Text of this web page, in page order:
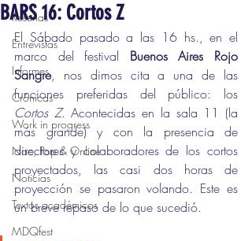
Reseñas
Entrevistas
Informes
Crónicas
Work in progress
Nac, Pop & Online
Noticias
Textos académicos
MDQfest
BARS 16: Cortos Z
El Sábado pasado a las 16 hs., en el
marco del festival Buenos Aires Rojo
Sangre, nos dimos cita a una de las
Cortos Z. Acontecidas en la sala 11 (la
más grande) y con la presencia de
directores y colaboradores de los cortos
proyectados, las casi dos horas de
proyección se pasaron volando. Este es
un breve repaso de lo que sucedió.